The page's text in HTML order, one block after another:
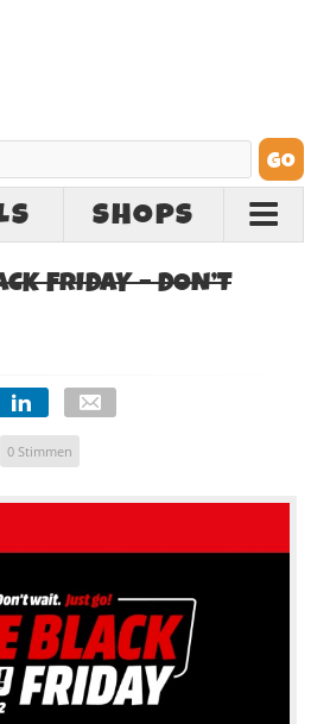
SHOPS
FRIDAY – DON’T
0 Stimmen